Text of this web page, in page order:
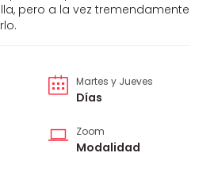
pero a la vez tremendamente
Martes y Jueves
Días
Zoom
Modalidad